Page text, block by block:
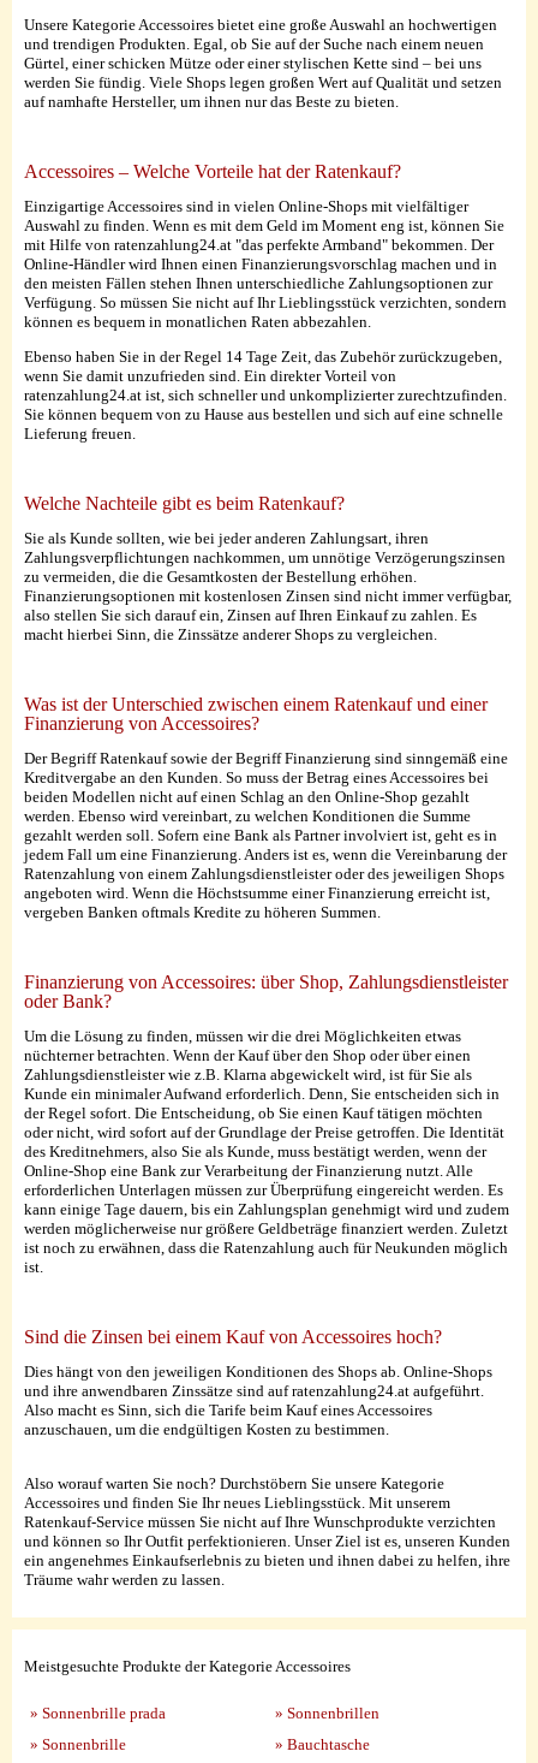
Unsere Kategorie Accessoires bietet eine große Auswahl an hochwertigen
und trendigen Produkten. Egal, ob Sie auf der Suche nach einem neuen
Gürtel, einer schicken Mütze oder einer stylischen Kette sind – bei uns
werden Sie fündig. Viele Shops legen großen Wert auf Qualität und setzen
auf namhafte Hersteller, um ihnen nur das Beste zu bieten.
Accessoires – Welche Vorteile hat der Ratenkauf?
Einzigartige Accessoires sind in vielen Online-Shops mit vielfältiger
Auswahl zu finden. Wenn es mit dem Geld im Moment eng ist, können Sie
mit Hilfe von ratenzahlung24.at "das perfekte Armband" bekommen. Der
Online-Händler wird Ihnen einen Finanzierungsvorschlag machen und in
den meisten Fällen stehen Ihnen unterschiedliche Zahlungsoptionen zur
Verfügung. So müssen Sie nicht auf Ihr Lieblingsstück verzichten, sondern
können es bequem in monatlichen Raten abbezahlen.
Ebenso haben Sie in der Regel 14 Tage Zeit, das Zubehör zurückzugeben,
wenn Sie damit unzufrieden sind. Ein direkter Vorteil von
ratenzahlung24.at ist, sich schneller und unkomplizierter zurechtzufinden.
Sie können bequem von zu Hause aus bestellen und sich auf eine schnelle
Lieferung freuen.
Welche Nachteile gibt es beim Ratenkauf?
Sie als Kunde sollten, wie bei jeder anderen Zahlungsart, ihren
Zahlungsverpflichtungen nachkommen, um unnötige Verzögerungszinsen
zu vermeiden, die die Gesamtkosten der Bestellung erhöhen.
Finanzierungsoptionen mit kostenlosen Zinsen sind nicht immer verfügbar,
also stellen Sie sich darauf ein, Zinsen auf Ihren Einkauf zu zahlen. Es
macht hierbei Sinn, die Zinssätze anderer Shops zu vergleichen.
Was ist der Unterschied zwischen einem Ratenkauf und einer
Finanzierung von Accessoires?
Der Begriff Ratenkauf sowie der Begriff Finanzierung sind sinngemäß eine
Kreditvergabe an den Kunden. So muss der Betrag eines Accessoires bei
beiden Modellen nicht auf einen Schlag an den Online-Shop gezahlt
werden. Ebenso wird vereinbart, zu welchen Konditionen die Summe
gezahlt werden soll. Sofern eine Bank als Partner involviert ist, geht es in
jedem Fall um eine Finanzierung. Anders ist es, wenn die Vereinbarung der
Ratenzahlung von einem Zahlungsdienstleister oder des jeweiligen Shops
angeboten wird. Wenn die Höchstsumme einer Finanzierung erreicht ist,
vergeben Banken oftmals Kredite zu höheren Summen.
Finanzierung von Accessoires: über Shop, Zahlungsdienstleister
oder Bank?
Um die Lösung zu finden, müssen wir die drei Möglichkeiten etwas
nüchterner betrachten. Wenn der Kauf über den Shop oder über einen
Zahlungsdienstleister wie z.B. Klarna abgewickelt wird, ist für Sie als
Kunde ein minimaler Aufwand erforderlich. Denn, Sie entscheiden sich in
der Regel sofort. Die Entscheidung, ob Sie einen Kauf tätigen möchten
oder nicht, wird sofort auf der Grundlage der Preise getroffen. Die Identität
des Kreditnehmers, also Sie als Kunde, muss bestätigt werden, wenn der
Online-Shop eine Bank zur Verarbeitung der Finanzierung nutzt. Alle
erforderlichen Unterlagen müssen zur Überprüfung eingereicht werden. Es
kann einige Tage dauern, bis ein Zahlungsplan genehmigt wird und zudem
werden möglicherweise nur größere Geldbeträge finanziert werden. Zuletzt
ist noch zu erwähnen, dass die Ratenzahlung auch für Neukunden möglich
ist.
Sind die Zinsen bei einem Kauf von Accessoires hoch?
Dies hängt von den jeweiligen Konditionen des Shops ab. Online-Shops
und ihre anwendbaren Zinssätze sind auf ratenzahlung24.at aufgeführt.
Also macht es Sinn, sich die Tarife beim Kauf eines Accessoires
anzuschauen, um die endgültigen Kosten zu bestimmen.
Also worauf warten Sie noch? Durchstöbern Sie unsere Kategorie
Accessoires und finden Sie Ihr neues Lieblingsstück. Mit unserem
Ratenkauf-Service müssen Sie nicht auf Ihre Wunschprodukte verzichten
und können so Ihr Outfit perfektionieren. Unser Ziel ist es, unseren Kunden
ein angenehmes Einkaufserlebnis zu bieten und ihnen dabei zu helfen, ihre
Träume wahr werden zu lassen.
Meistgesuchte Produkte der Kategorie Accessoires
» Sonnenbrille prada
» Sonnenbrille
» Sonnenbrillen
» Bauchtasche